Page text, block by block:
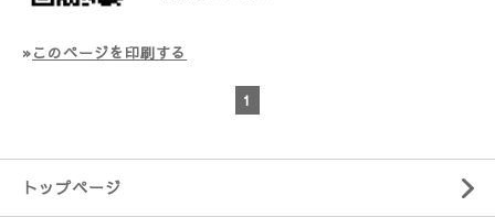
»このページを印刷する
1
トップページ